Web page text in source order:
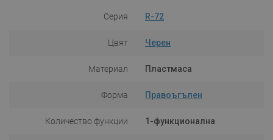
Серия R-72
Цвят Черен
Материал Пластмаса
Форма Правоъгълен
Количество функции 1-функционална